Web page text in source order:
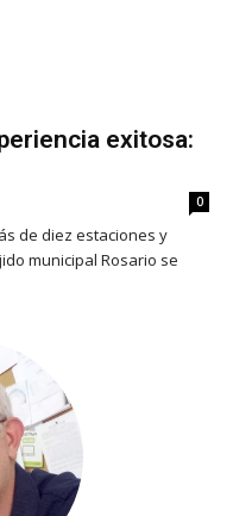
exitosa:
0
de diez estaciones y
municipal Rosario se